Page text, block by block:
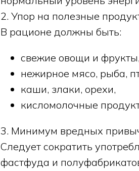
2. Упор на полезные
В рационе должны быть:
свежие овощи и фрукты,
нежирное мясо, рыба,
каши, злаки, орехи,
кисломолочные
3. Минимум вредных
Следует сократить
фастфуда и